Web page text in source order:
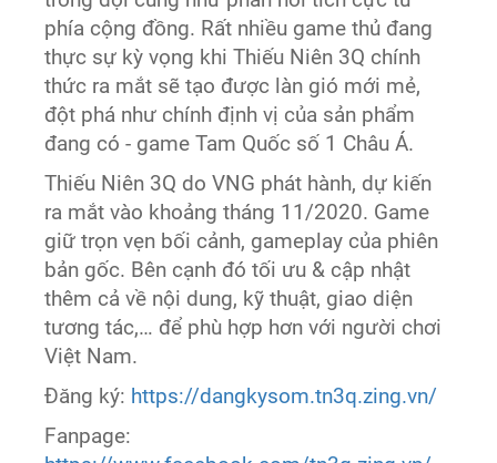
phía cộng đồng. Rất nhiều game thủ đang
thực sự kỳ vọng khi Thiếu Niên 3Q chính
thức ra mắt sẽ tạo được làn gió mới mẻ,
đột phá như chính định vị của sản phẩm
đang có - game Tam Quốc số 1 Châu Á.
Thiếu Niên 3Q do VNG phát hành, dự kiến
ra mắt vào khoảng tháng 11/2020. Game
giữ trọn vẹn bối cảnh, gameplay của phiên
bản gốc. Bên cạnh đó tối ưu & cập nhật
thêm cả về nội dung, kỹ thuật, giao diện
tương tác,… để phù hợp hơn với người chơi
Việt Nam.
Đăng ký: https://dangkysom.tn3q.zing.vn/
Fanpage: